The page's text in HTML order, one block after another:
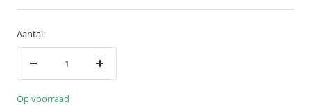
Aantal:
Verminder
Verhoog
Op voorraad